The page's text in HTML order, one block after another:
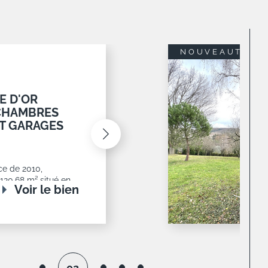
AVEC
sud
et
Voir le bien
EXCLUSIF
NOUVEAUTÉ